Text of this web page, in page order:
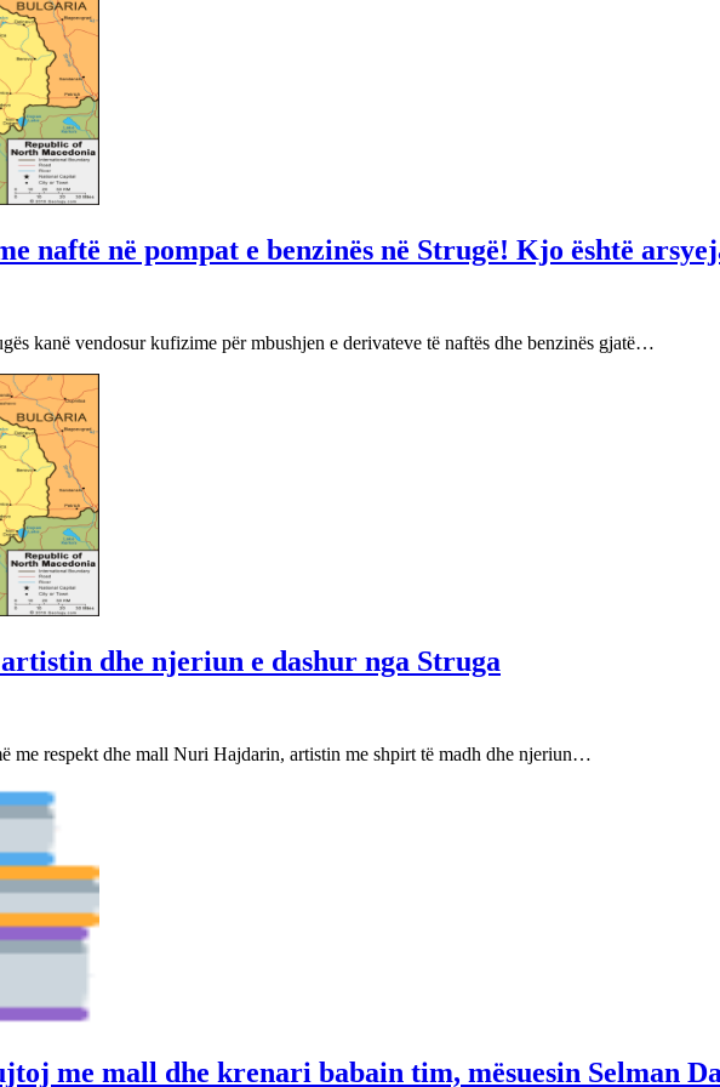
naftë në pompat e benzinës në Strugë! Kjo është
kanë vendosur kufizime për mbushjen e derivateve të naftës dhe benzinës gjatë…
dhe njeriun e dashur nga Struga
me respekt dhe mall Nuri Hajdarin, artistin me shpirt të madh dhe njeriun…
me mall dhe krenari babain tim, mësuesin Selman